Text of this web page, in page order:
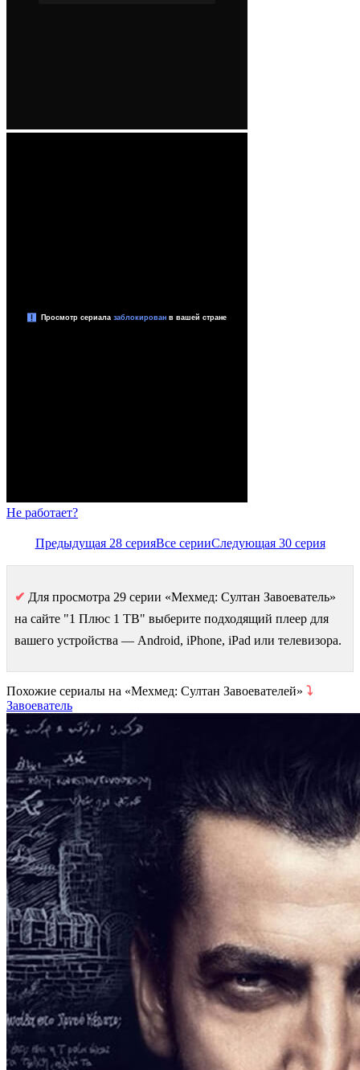
Не работает?
Предыдущая 28 серияВсе серииСледующая 30 серия
✔ Для просмотра 29 серии «Мехмед: Султан Завоеватель»
на сайте "1 Плюс 1 ТВ" выберите подходящий плеер для
вашего устройства — Android, iPhone, iPad или телевизора.
Похожие сериалы на «Мехмед: Султан Завоевателей» ⤵
Завоеватель